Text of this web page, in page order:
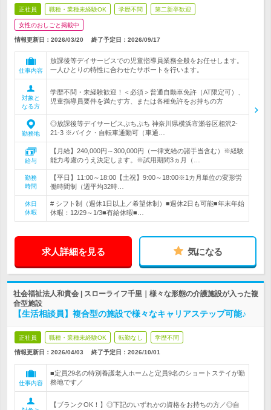
正社員 職種・業種未経験OK 学歴不問 第二新卒歓迎
女性のおしごと掲載中
情報更新日：2026/03/20 終了予定日： 2026/09/17
仕事内容
放課後等デイサービスでの児童指導員業務全般をお任せします。
一人ひとりの特性に合わせたサポートを行います。
対象と
なる方
学歴不問・未経験歓迎！＜必須＞普通自動車免許（AT限定可）、
児童指導員要件を満たす方、または各種免許をお持ちの方
勤務地
◎放課後等デイサービスぷちぷち 神奈川県横浜市瀬谷区相沢2-
21-3 ※バイク・自転車通勤可（車通…
給与
【月給】240,000円～300,000円（一律支給の諸手当含む）※経験
能力考慮のうえ決定します。※試用期間3ヵ月（…
勤務
時間
【平日】11:00～18:00【土祝】9:00～18:00※1カ月単位の変形労
働時間制（週平均32時…
休日
休暇
# シフト制（週休1日以上／希望休制）■週休2日も可能■年末年始
休暇：12/29～1/3■有給休暇■…
求人詳細を見る 気になる
社会福祉法人和貴会 | スローライフ千里｜様々な形態の介護施設が入った複
合型施設
【生活相談員】複合型の施設で様々なキャリアステップ可能♪
正社員 職種・業種未経験OK 転勤なし 学歴不問
情報更新日：2026/04/03 終了予定日： 2026/10/01
仕事内容
■定員29名の特別養護老人ホームと定員9名のショートステイが勤
務地です／
【ブランクOK！】◎下記のいずれかの資格をお持ちの方／◎自